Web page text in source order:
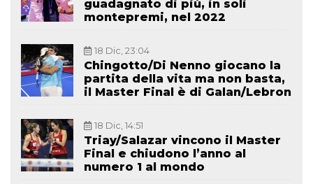
guadagnato di più, in soli
montepremi, nel 2022
18 Dic, 23:04
Chingotto/Di Nenno giocano la
partita della vita ma non basta,
il Master Final è di Galan/Lebron
18 Dic, 14:51
Triay/Salazar vincono il Master
Final e chiudono l’anno al
numero 1 al mondo